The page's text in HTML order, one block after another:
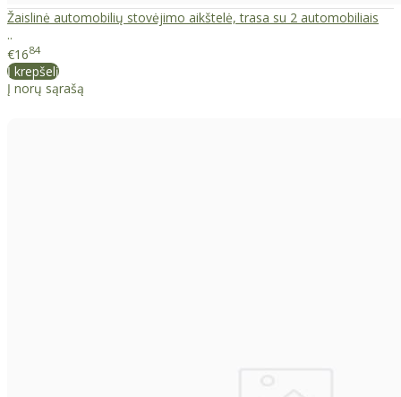
Žaislinė automobilių stovėjimo aikštelė, trasa su 2 automobiliais
..
€1684
Į krepšelį
Į norų sąrašą